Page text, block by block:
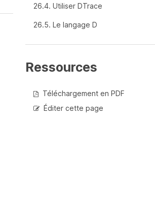
26.4. Utiliser DTrace
26.5. Le langage D
Ressources
Téléchargement en PDF
Éditer cette page